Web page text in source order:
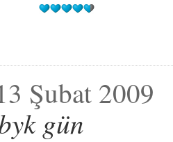
Şubat 2009
gün